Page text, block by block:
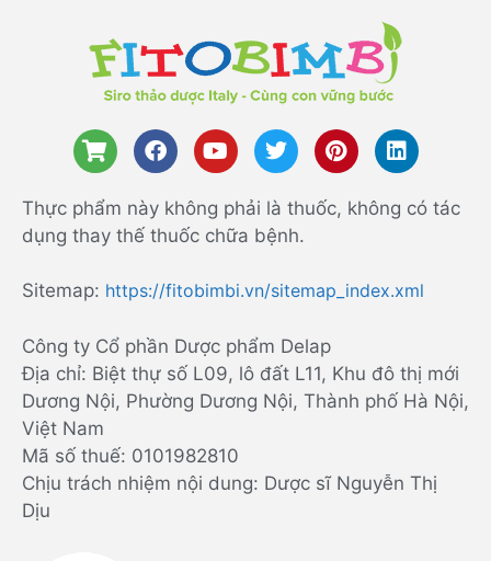
Thực phẩm này không phải là thuốc, không có tác
dụng thay thế thuốc chữa bệnh.
Sitemap: https://fitobimbi.vn/sitemap_index.xml
Công ty Cổ phần Dược phẩm Delap
Địa chỉ: Biệt thự số L09, lô đất L11, Khu đô thị mới
Dương Nội, Phường Dương Nội, Thành phố Hà Nội,
Việt Nam
Mã số thuế: 0101982810
Chịu trách nhiệm nội dung: Dược sĩ Nguyễn Thị
Dịu